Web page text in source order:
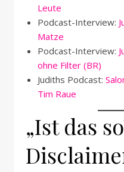
Leute
Podcast-Interview:
Matze
Podcast-Interview:
ohne Filter (BR)
Judiths Podcast:
Tim Raue
„Ist das